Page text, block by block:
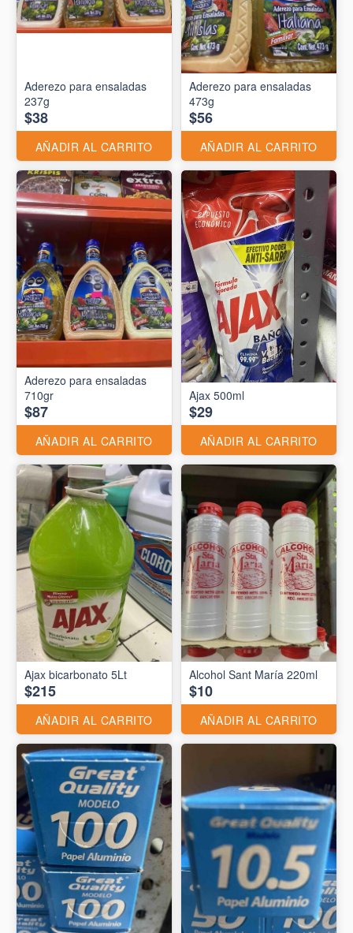
Aderezo para ensaladas
237g
$38
AÑADIR AL CARRITO
Aderezo para ensaladas
473g
$56
AÑADIR AL CARRITO
Aderezo para ensaladas
710gr
$87
AÑADIR AL CARRITO
Ajax 500ml
$29
AÑADIR AL CARRITO
Ajax bicarbonato 5Lt
$215
AÑADIR AL CARRITO
Alcohol Sant María 220ml
$10
AÑADIR AL CARRITO